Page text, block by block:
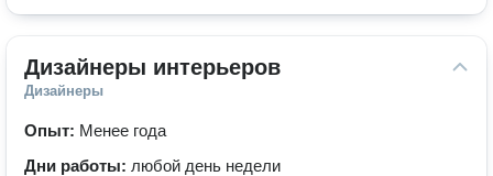
Дизайнеры интерьеров
Дизайнеры
Опыт: Менее года
Дни работы: любой день недели